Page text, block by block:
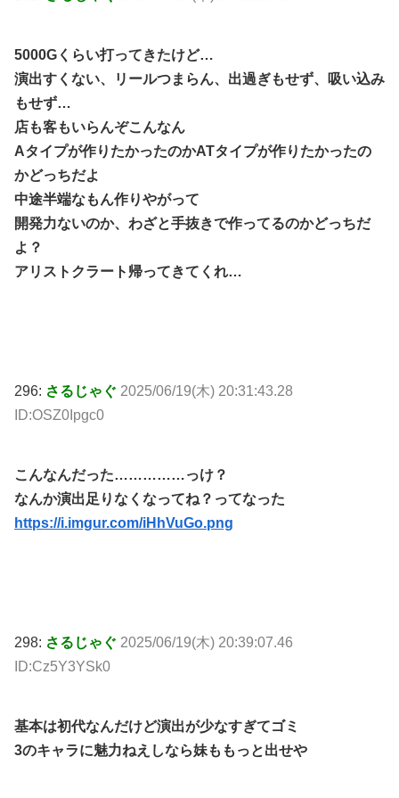
5000Gくらい打ってきたけど…
演出すくない、リールつまらん、出過ぎもせず、吸い込み
もせず…
店も客もいらんぞこんなん
Aタイプが作りたかったのかATタイプが作りたかったの
かどっちだよ
中途半端なもん作りやがって
開発力ないのか、わざと手抜きで作ってるのかどっちだ
よ？
アリストクラート帰ってきてくれ…
296: さるじゃぐ 2025/06/19(木) 20:31:43.28
ID:OSZ0Ipgc0
こんなんだった……………っけ？
なんか演出足りなくなってね？ってなった
https://i.imgur.com/iHhVuGo.png
298: さるじゃぐ 2025/06/19(木) 20:39:07.46
ID:Cz5Y3YSk0
基本は初代なんだけど演出が少なすぎてゴミ
3のキャラに魅力ねえしなら妹ももっと出せや